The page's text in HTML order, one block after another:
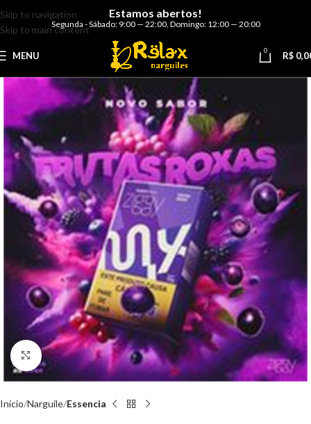
Skip to navigation
Skip to main content
Estamos abertos!
Segunda - Sábado: 9:00 — 22:00, Domingo: 12:00 — 20:00
MENU 0 R$
Clique para ampliar
Início Narguile Essencia